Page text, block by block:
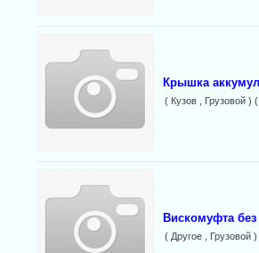
Крышка
( Кузов , Грузовой )
Вискомуфта
( Другое , Грузовой